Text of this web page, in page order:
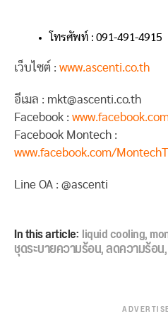
โทรศัพท์ : 091-491-4915
เว็บไซต์ : www.ascenti.co.th
อีเมล : mkt@ascenti.co.th
Facebook :
Facebook Montech :
www.facebook.com/
Line OA : @ascenti
In this article:liquid cooling,
ชุดระบายความร้อน,ลดความร้อน,